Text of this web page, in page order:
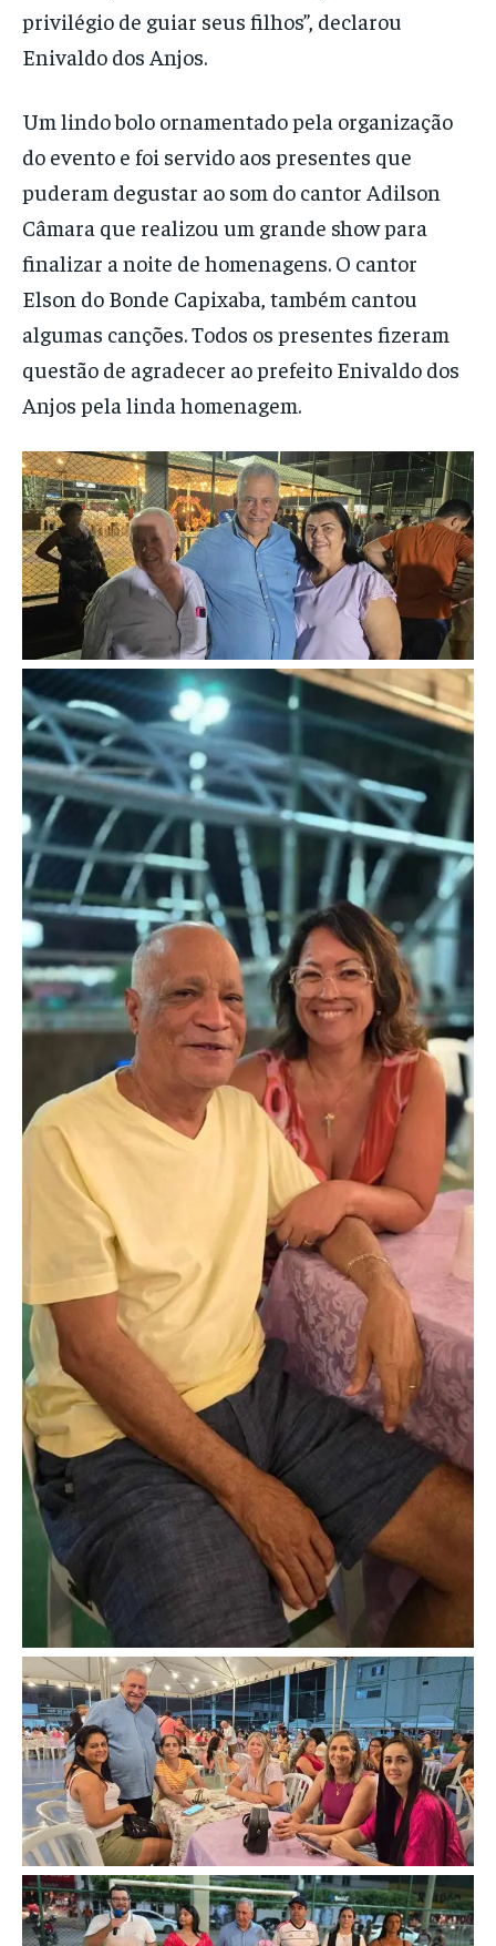
privilégio de guiar seus filhos”, declarou
Enivaldo dos Anjos.
Um lindo bolo ornamentado pela organização
do evento e foi servido aos presentes que
puderam degustar ao som do cantor Adilson
Câmara que realizou um grande show para
finalizar a noite de homenagens. O cantor
Elson do Bonde Capixaba, também cantou
algumas canções. Todos os presentes fizeram
questão de agradecer ao prefeito Enivaldo dos
Anjos pela linda homenagem.